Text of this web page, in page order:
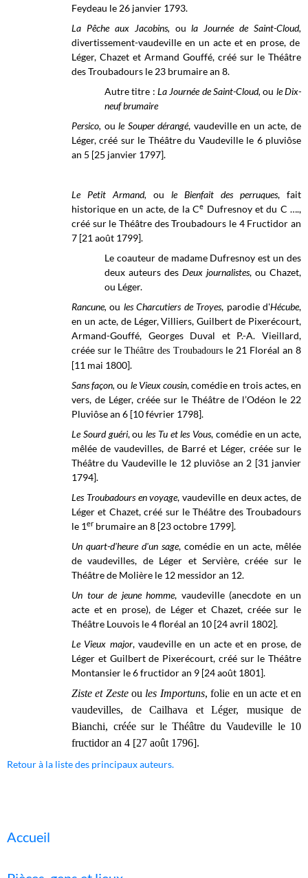
Feydeau le 26 janvier 1793.
La Pêche aux Jacobins, oula Journée de Saint-Cloud,
divertissement-vaudeville en un acte et en prose, de
Léger, Chazet et Armand Gouffé, créé sur le Théâtre
des Troubadours le 23 brumaire an 8.
Autre titre : La Journée de Saint-Cloud,ou le Dix-
neuf brumaire
Persico, ou le Souper dérangé, vaudeville en un acte, de
Léger, créé sur le Théâtre du Vaudevillele 6 pluviôse
an 5 [25 janvier 1797].
Le Petit Armand, ou le Bienfait des perruques, fait
historique en un acte, de la Ce Dufresnoy et du C ….,
créé sur le Théâtre des Troubadours le 4 Fructidor an
7 [21 août 1799].
Le coauteur de madame Dufresnoy est un des
deux auteurs des Deux journalistes, ou Chazet,
ou Léger.
Rancune,ou les Charcutiers de Troyes, parodie d'Hécube,
en un acte, de Léger, Villiers, Guilbert de Pixerécourt,
Armand-Gouffé, Georges Duval et P.-A. Vieillard,
créée sur le Théâtre des Troubadours le 21 Floréal an 8
[11 mai 1800].
Sans façon,ou le Vieux cousin, comédie en trois actes, en
vers, de Léger, créée sur le Théâtre de l’Odéon le 22
Pluviôse an 6 [10 février 1798].
Le Sourd guéri, ou les Tu et les Vous, comédie en un acte,
mêlée de vaudevilles, de Barré et Léger, créée sur le
Théâtre du Vaudeville le 12 pluviôse an 2 [31 janvier
1794].
Les Troubadours en voyage, vaudeville en deux actes, de
Léger et Chazet, créé sur leThéâtre des Troubadours
le 1er brumaire an 8 [23 octobre 1799].
Un quart-d'heure d'un sage, comédie en un acte, mêlée
de vaudevilles, de Léger et Servière, créée sur le
Théâtre de Molière le 12 messidor an 12.
Un tour de jeune homme, vaudeville (anecdote en un
acte et en prose), de Léger et Chazet, créée sur le
Théâtre Louvois le 4 floréal an 10 [24 avril 1802].
Le Vieux major, vaudeville en un acte et en prose, de
Léger et Guilbert de Pixerécourt, créé sur le Théâtre
Montansier le 6 fructidor an 9 [24 août 1801].
Ziste et Zesteou les Importuns, folie en un acte et en
vaudevilles, de Cailhava et Léger, musique de
Bianchi, créée sur le Théâtre du Vaudeville le 10
fructidor an 4 [27 août 1796].
Retour à la liste des principaux auteurs.
Accueil